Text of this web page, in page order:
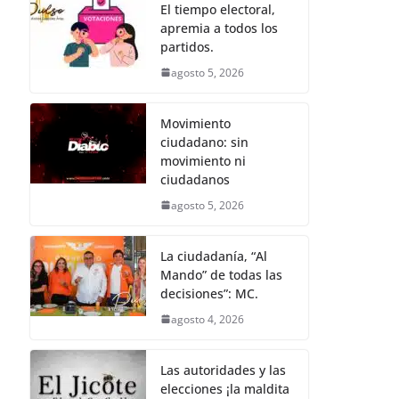
b
o
o
k
A
p
p
n
g
er
a
m
p
ar
tir
El tiempo electoral,
apremia a todos los
partidos.
agosto 5, 2026
Movimiento
ciudadano: sin
movimiento ni
ciudadanos
agosto 5, 2026
La ciudadanía, “Al
Mando” de todas las
decisiones”: MC.
agosto 4, 2026
Las autoridades y las
elecciones ¡la maldita